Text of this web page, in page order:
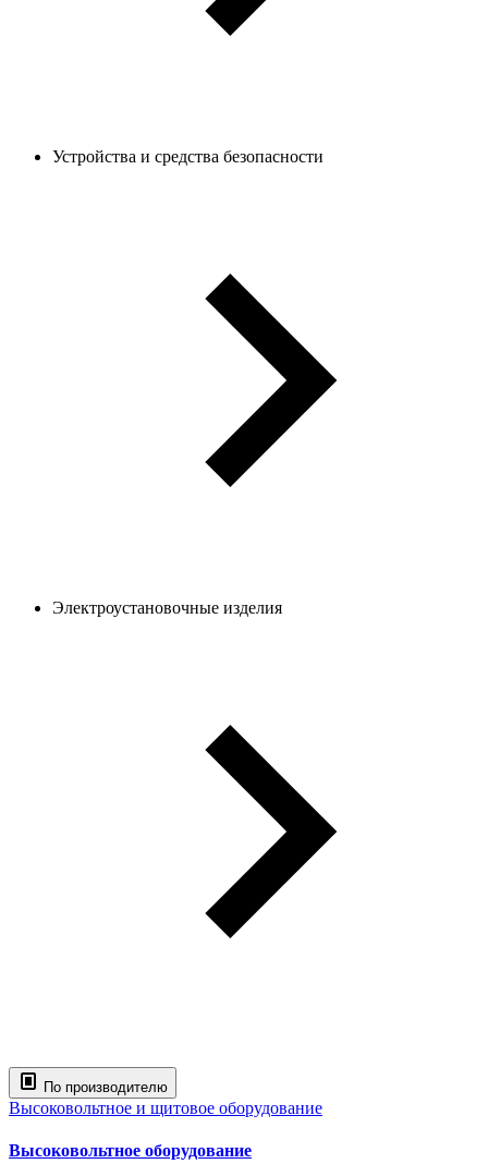
Устройства и средства безопасности
Электроустановочные изделия
По производителю
Высоковольтное и щитовое оборудование
Высоковольтное оборудование